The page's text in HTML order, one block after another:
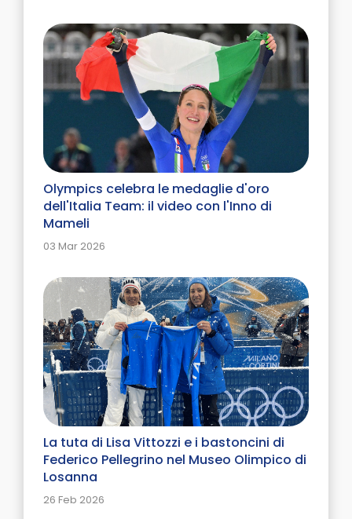
Olympics celebra le medaglie d'oro
dell'Italia Team: il video con l'Inno di
Mameli
03 Mar 2026
La tuta di Lisa Vittozzi e i bastoncini di
Federico Pellegrino nel Museo Olimpico di
Losanna
26 Feb 2026